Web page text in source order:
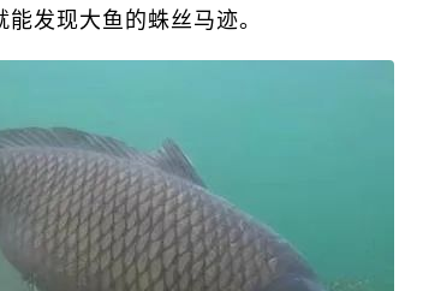
发现大鱼的蛛丝马迹。